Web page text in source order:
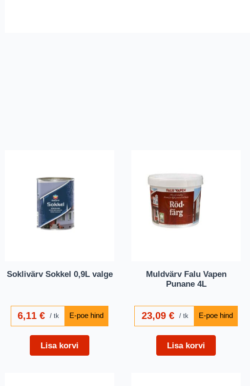
Soklivärv Sokkel 0,9L valge
6,11€ tk
Lisa korvi
Muldvärv Falu Vapen
Punane 4L
23,09 € tk
Lisa korvi